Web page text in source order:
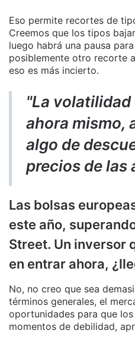
Eso permite recortes de
Creemos que los tipos
luego habrá una pausa
posiblemente otro recorte
eso es más incierto.
"La volatilidad
ahora mismo,
algo de
precios de las
Las bolsas
este año,
Street. Un inversor
en entrar ahora,
No, no creo que sea
términos generales, el
oportunidades para que
momentos de debilidad,